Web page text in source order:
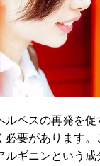
ルペスの再発を
必要があります。
ルギニンという